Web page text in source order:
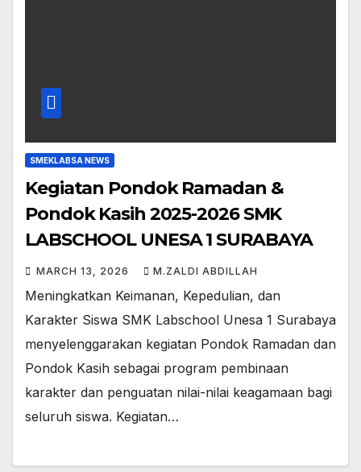
SMEKLABSA NEWS
Kegiatan Pondok Ramadan &
Pondok Kasih 2025-2026 SMK
LABSCHOOL UNESA 1 SURABAYA
MARCH 13, 2026 M.ZALDI ABDILLAH
Meningkatkan Keimanan, Kepedulian, dan
Karakter Siswa SMK Labschool Unesa 1 Surabaya
menyelenggarakan kegiatan Pondok Ramadan dan
Pondok Kasih sebagai program pembinaan
karakter dan penguatan nilai-nilai keagamaan bagi
seluruh siswa. Kegiatan…